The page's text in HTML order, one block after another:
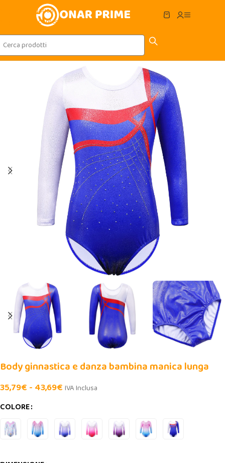
Skip to navigation
Skip to main content
Body ginnastica e danza bambina manica lunga
35,79€ - 43,69€ IVA Inclusa
COLORE